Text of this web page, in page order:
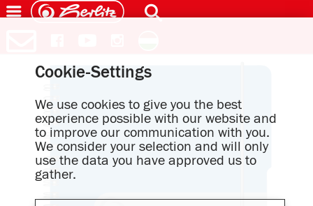
Cookie-Settings
We use cookies to give you the best
experience possible with our website and
to improve our communication with you.
We consider your selection and will only
use the data you have approved us to
gather.